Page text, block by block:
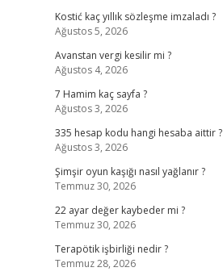
Kostić kaç yıllık sözleşme imzaladı ?
Ağustos 5, 2026
Avanstan vergi kesilir mi ?
Ağustos 4, 2026
7 Hamim kaç sayfa ?
Ağustos 3, 2026
335 hesap kodu hangi hesaba aittir ?
Ağustos 3, 2026
Şimşir oyun kaşığı nasıl yağlanır ?
Temmuz 30, 2026
22 ayar değer kaybeder mi ?
Temmuz 30, 2026
Terapötik işbirliği nedir ?
Temmuz 28, 2026